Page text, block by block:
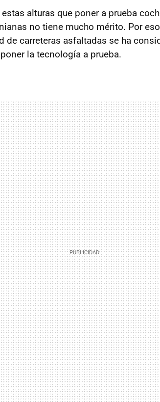
alturas que poner a prueba
no tiene mucho mérito. Por eso
de carreteras asfaltadas se ha
la tecnología a prueba.